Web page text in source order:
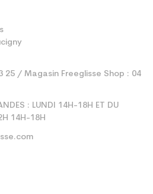
25 / Magasin Freeglisse Shop : 04
: LUNDI 14H-18H ET DU
14H-18H